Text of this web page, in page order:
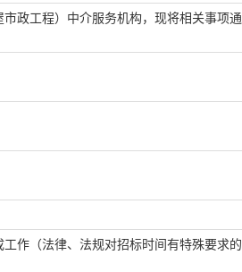
政工程） 中介服务机构，现将相关事项
作（法律、法规对招标时间有特殊要求